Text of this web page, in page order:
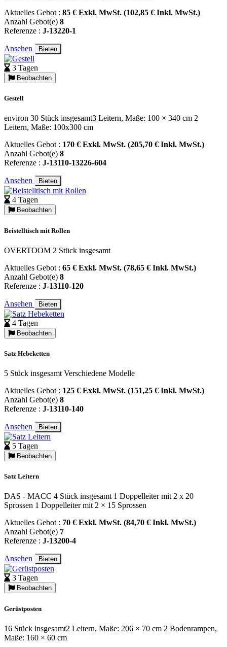
Aktuelles Gebot : 85 € Exkl. MwSt. (102,85 € Inkl. MwSt.)
Anzahl Gebot(e) 8
Referenze : J-13220-1
Ansehen Bieten
3 Tagen
Beobachten
Gestell
environ 30 Stück insgesamt3 Leitern, Maße: 100 × 340 cm 2
Leitern, Maße: 100x300 cm
Aktuelles Gebot : 170 € Exkl. MwSt. (205,70 € Inkl. MwSt.)
Anzahl Gebot(e) 8
Referenze : J-13110-13226-604
Ansehen Bieten
4 Tagen
Beobachten
Beistelltisch mit Rollen
OVERTOOM 2 Stück insgesamt
Aktuelles Gebot : 65 € Exkl. MwSt. (78,65 € Inkl. MwSt.)
Anzahl Gebot(e) 8
Referenze : J-13110-120
Ansehen Bieten
4 Tagen
Beobachten
Satz Hebeketten
5 Stück insgesamt Verschiedene Modelle
Aktuelles Gebot : 125 € Exkl. MwSt. (151,25 € Inkl. MwSt.)
Anzahl Gebot(e) 8
Referenze : J-13110-140
Ansehen Bieten
5 Tagen
Beobachten
Satz Leitern
DAS - MACC 4 Stück insgesamt 1 Doppelleiter mit 2 x 20
Sprossen 1 Doppelleiter mit 2 × 15 Sprossen
Aktuelles Gebot : 70 € Exkl. MwSt. (84,70 € Inkl. MwSt.)
Anzahl Gebot(e) 7
Referenze : J-13200-4
Ansehen Bieten
3 Tagen
Beobachten
Gerüstposten
16 Stück insgesamt2 Leitern, Maße: 206 × 70 cm 2 Bodenrampen,
Maße: 160 × 60 cm